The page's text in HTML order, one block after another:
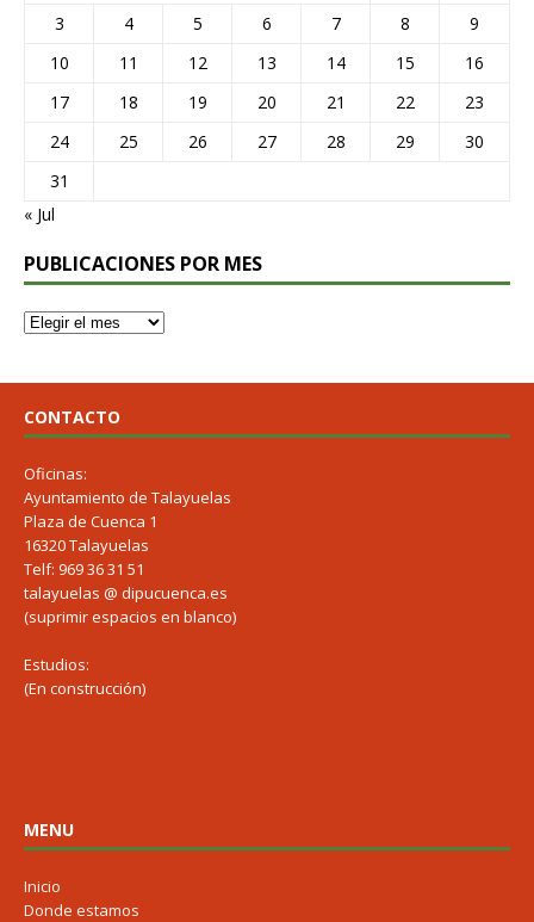
3
4 5 6 7 8
9
10
11 12 13 14 15
16
17
18 19 20 21 22
23
24
25 26 27 28 29
30
31
« Jul
PUBLICACIONES POR MES
CONTACTO
Oficinas:
Ayuntamiento de Talayuelas
Plaza de Cuenca 1
16320 Talayuelas
Telf: 969 36 31 51
talayuelas @ dipucuenca.es
(suprimir espacios en blanco)
Estudios:
(En construcción)
MENU
Inicio
Donde estamos